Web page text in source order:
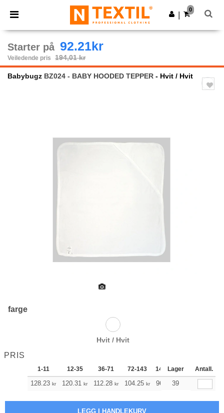
× Ntextil-app
Bedre priser i appen!
Last ned app
0
Starter på 92.21kr
Veiledende pris 194,01 kr
Babybugz BZ024 - BABY HOODED TEPPER - Hvit / Hvit
farge
Hvit / Hvit
PRIS
1-11 12-35 36-71 72-143 144-287 288 +
Lager Antall.
128.23 kr 120.31 kr 112.28 kr 104.25 kr 96.22 kr
39